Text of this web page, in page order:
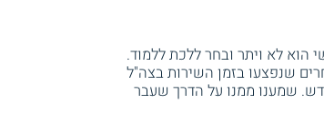
הוא לא ויתר ובחר ללכת ללמוד.
שנפצעו בזמן השירות בצה"ל
שמענו ממנו על הדרך שעבר